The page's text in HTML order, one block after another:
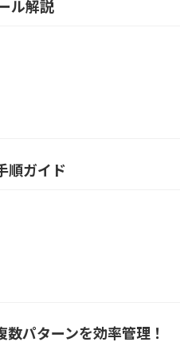
ル解説
順ガイド
パターンを効率管理！